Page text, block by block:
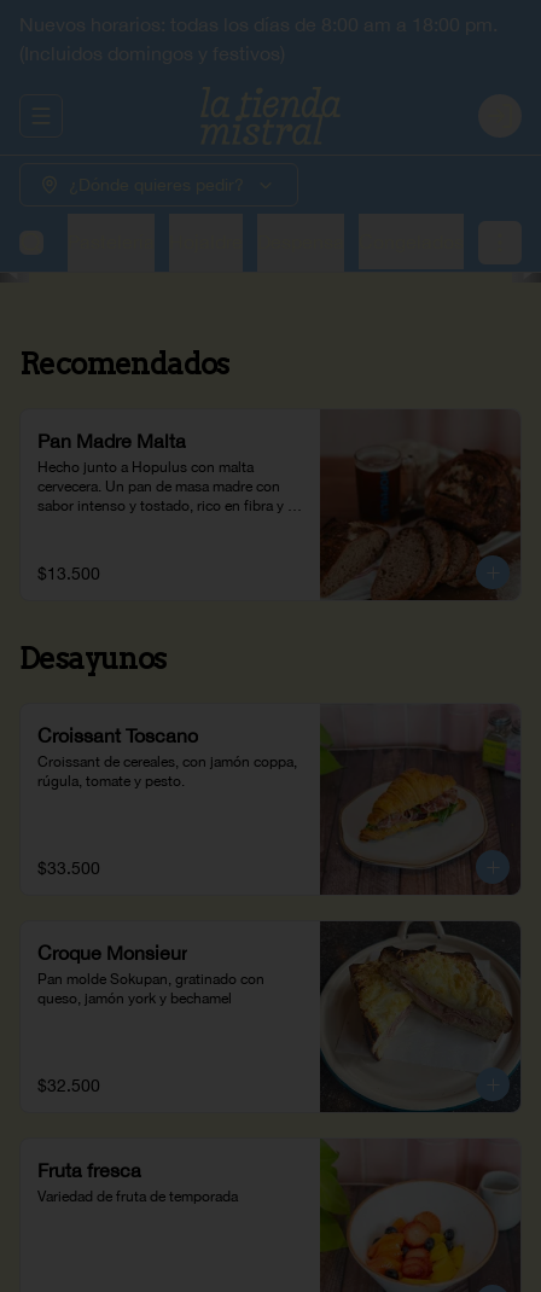
Recomendados
Pan Madre Malta
Hecho junto a Hopulus con malta
cervecera. Un pan de masa madre con
sabor intenso y tostado, rico en fibra y
$13.500
Desayunos
Croissant Toscano
Croissant de cereales, con jamón coppa,
rúgula, tomate y pesto.
$33.500
Croque Monsieur
Pan molde Sokupan, gratinado con
queso, jamón york y bechamel
$32.500
Fruta fresca
Variedad de fruta de temporada